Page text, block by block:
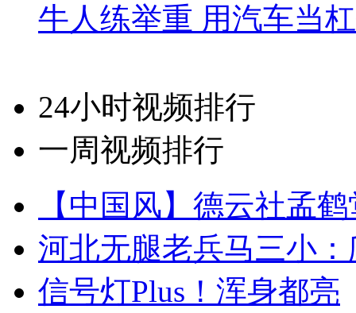
牛人练举重 用汽车当
24小时视频排行
一周视频排行
【中国风】德云社孟
河北无腿老兵马三小
信号灯Plus！浑身都亮